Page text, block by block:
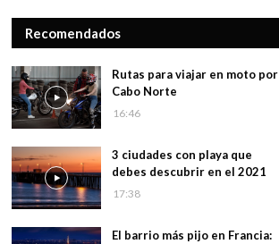
Recomendados
Rutas para viajar en moto por
Cabo Norte
16:46
3 ciudades con playa que
debes descubrir en el 2021
17:38
El barrio más pijo en Francia: